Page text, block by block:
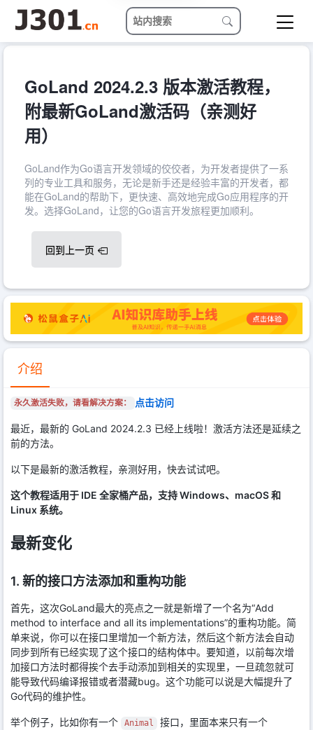
GoLand 2024.2.3 版本激活教程，
附最新GoLand激活码（亲测好
用）
GoLand作为Go语言开发领域的佼佼者，为开发者提供了一系
列的专业工具和服务，无论是新手还是经验丰富的开发者，都
能在GoLand的帮助下，更快速、高效地完成Go应用程序的开
发。选择GoLand，让您的Go语言开发旅程更加顺利。
回到上一页
介绍
永久激活失败，请看解决方案： 点击访问
最近，最新的 GoLand 2024.2.3 已经上线啦！激活方法还是延续之
前的方法。
以下是最新的激活教程，亲测好用，快去试试吧。
这个教程适用于 IDE 全家桶产品，支持 Windows、macOS 和
Linux 系统。
最新变化
1. 新的接口方法添加和重构功能
首先，这次GoLand最大的亮点之一就是新增了一个名为“Add
method to interface and all its implementations”的重构功能。简
单来说，你可以在接口里增加一个新方法，然后这个新方法会自动
同步到所有已经实现了这个接口的结构体中。要知道，以前每次增
加接口方法时都得挨个去手动添加到相关的实现里，一旦疏忽就可
能导致代码编译报错或者潜藏bug。这个功能可以说是大幅提升了
Go代码的维护性。
举个例子，比如你有一个 Animal 接口，里面本来只有一个